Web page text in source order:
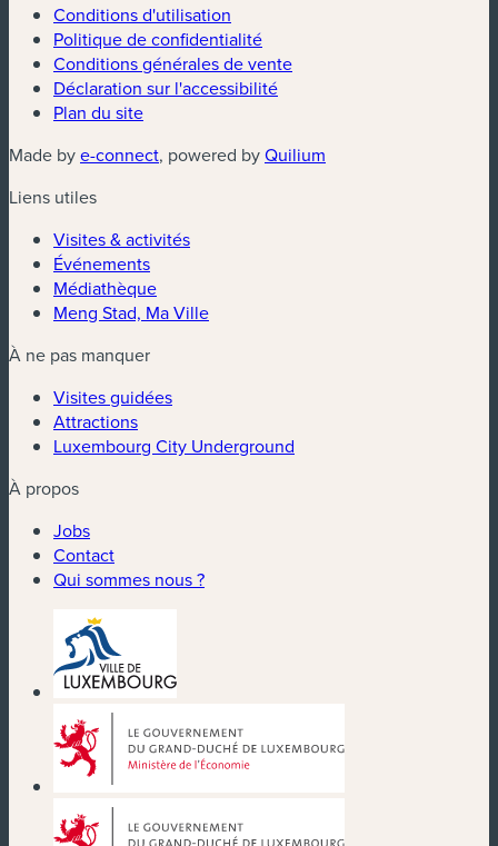
Conditions d'utilisation
Politique de confidentialité
Conditions générales de vente
Déclaration sur l'accessibilité
Plan du site
Made bye-connect(nouvelle fenêtre)
, powered byQuilium
Liens utiles
Visites & activités
Événements
Médiathèque
Meng Stad, Ma Ville
À ne pas manquer
Visites guidées
Attractions
Luxembourg City Underground
À propos
Jobs
Contact
Qui sommes nous ?